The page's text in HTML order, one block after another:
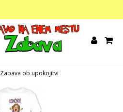
Zabava ob upokojitvi